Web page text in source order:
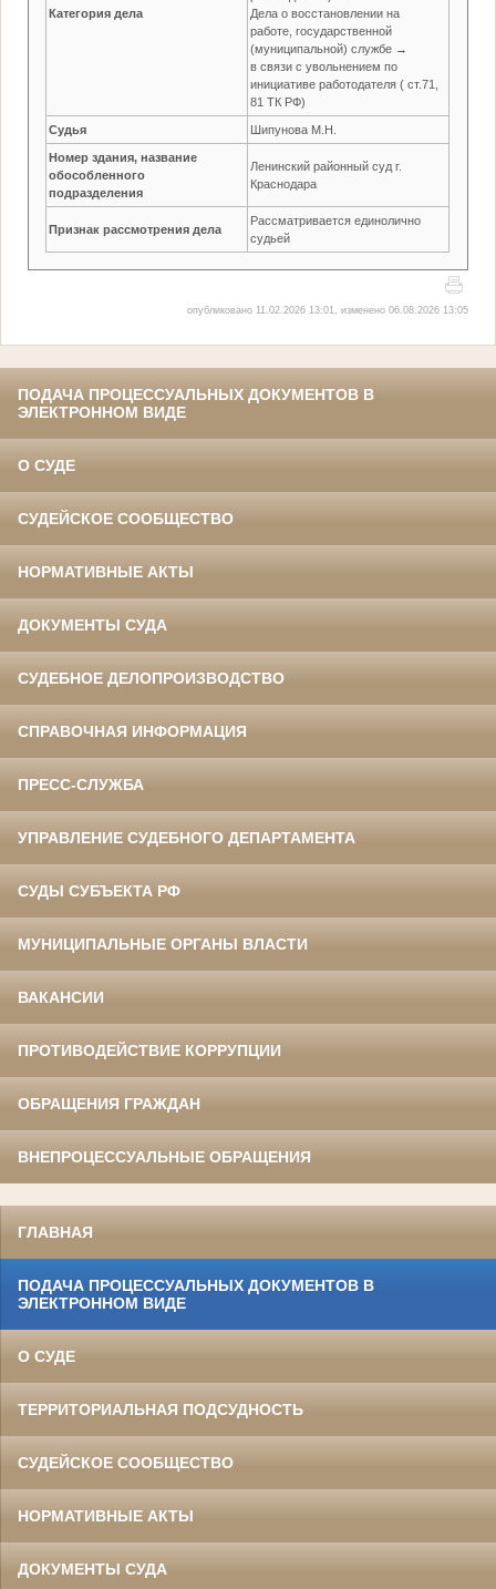
Категория дела
Дела о восстановлении на
работе, государственной
(муниципальной) службе →
в связи с увольнением по
инициативе работодателя ( ст.71,
81 ТК РФ)
Судья Шипунова М.Н.
Номер здания, название
обособленного
подразделения
Ленинский районный суд г.
Краснодара
Признак рассмотрения дела
Рассматривается единолично
судьей
опубликовано 11.02.2026 13:01, изменено 06.08.2026 13:05
ПОДАЧА ПРОЦЕССУАЛЬНЫХ ДОКУМЕНТОВ В
ЭЛЕКТРОННОМ ВИДЕ
О СУДЕ
СУДЕЙСКОЕ СООБЩЕСТВО
НОРМАТИВНЫЕ АКТЫ
ДОКУМЕНТЫ СУДА
СУДЕБНОЕ ДЕЛОПРОИЗВОДСТВО
СПРАВОЧНАЯ ИНФОРМАЦИЯ
ПРЕСС-СЛУЖБА
УПРАВЛЕНИЕ СУДЕБНОГО ДЕПАРТАМЕНТА
СУДЫ СУБЪЕКТА РФ
МУНИЦИПАЛЬНЫЕ ОРГАНЫ ВЛАСТИ
ВАКАНСИИ
ПРОТИВОДЕЙСТВИЕ КОРРУПЦИИ
ОБРАЩЕНИЯ ГРАЖДАН
ВНЕПРОЦЕССУАЛЬНЫЕ ОБРАЩЕНИЯ
ГЛАВНАЯ
ПОДАЧА ПРОЦЕССУАЛЬНЫХ ДОКУМЕНТОВ В
ЭЛЕКТРОННОМ ВИДЕ
О СУДЕ
ТЕРРИТОРИАЛЬНАЯ ПОДСУДНОСТЬ
СУДЕЙСКОЕ СООБЩЕСТВО
НОРМАТИВНЫЕ АКТЫ
ДОКУМЕНТЫ СУДА